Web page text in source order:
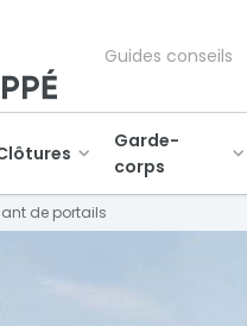
Guides conseils
Garde-
corps
de portails